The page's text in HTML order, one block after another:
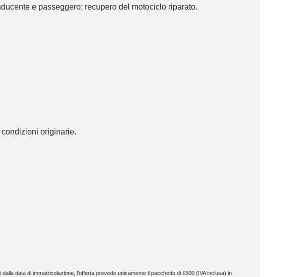
e passeggero; recupero del motociclo riparato.
originarie.
data di immatricolazione, l’offerta prevede unicamente il pacchetto di €500 (IVA inclusa) in